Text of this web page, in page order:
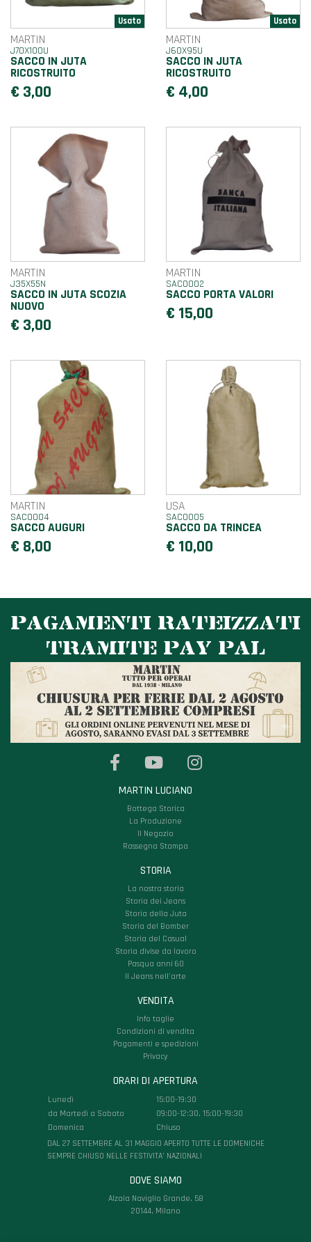
MARTIN
J70X100U
SACCO IN JUTA
RICOSTRUITO
€ 3,00
MARTIN
J60X95U
SACCO IN JUTA
RICOSTRUITO
€ 4,00
MARTIN
J35X55N
SACCO IN JUTA SCOZIA
NUOVO
€ 3,00
MARTIN
SAC0002
SACCO PORTA VALORI
€ 15,00
MARTIN
SAC0004
SACCO AUGURI
€ 8,00
USA
SAC0005
SACCO DA TRINCEA
€ 10,00
PAGAMENTI RATEIZZATI
TRAMITE PAY PAL
MARTIN LUCIANO
Bottega Storica
La Produzione
Il Negozio
Rassegna Stampa
STORIA
La nostra storia
Storia dei Jeans
Storia della Juta
Storia del Bomber
Storia del Casual
Storia divise da lavoro
Pasqua anni 60
Il Jeans nell'arte
VENDITA
Info taglie
Condizioni di vendita
Pagamenti e spedizioni
Privacy
ORARI DI APERTURA
Lunedì
15:00-19:30
da Martedì a Sabato
09:00-12:30, 15:00-19:30
Domenica
Chiuso
DAL 27 SETTEMBRE AL 31 MAGGIO APERTO TUTTE LE DOMENICHE
SEMPRE CHIUSO NELLE FESTIVITA’ NAZIONALI
DOVE SIAMO
Alzaia Naviglio Grande, 58
20144, Milano